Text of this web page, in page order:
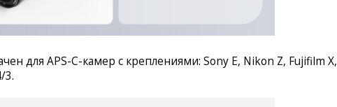
для APS-C-камер с креплениями: Sony E, Nikon Z, Fujifilm X,
3.